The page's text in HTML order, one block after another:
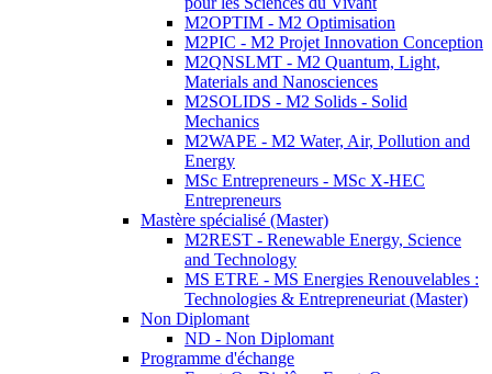
M2OPTIM - M2 Optimisation
M2PIC - M2 Projet Innovation Conception
M2QNSLMT - M2 Quantum, Light,
Materials and Nanosciences
M2SOLIDS - M2 Solids - Solid
Mechanics
M2WAPE - M2 Water, Air, Pollution and
Energy
MSc Entrepreneurs - MSc X-HEC
Entrepreneurs
Mastère spécialisé (Master)
M2REST - Renewable Energy, Science
and Technology
MS ETRE - MS Energies Renouvelables :
Technologies & Entrepreneuriat (Master)
Non Diplomant
ND - Non Diplomant
Programme d'échange